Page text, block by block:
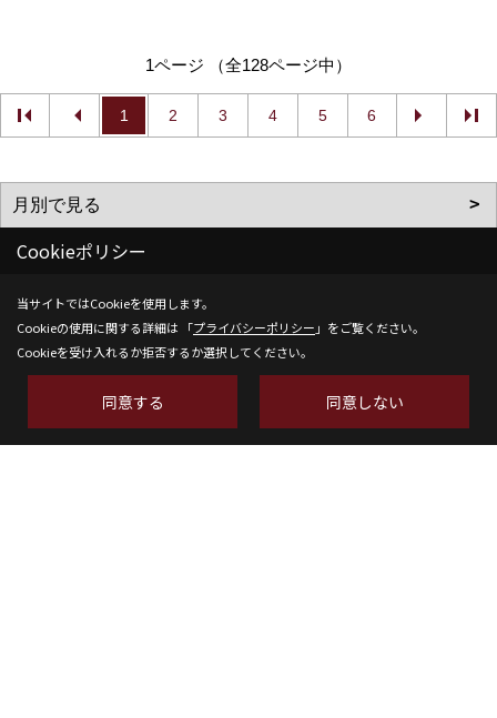
1ページ （全128ページ中）
1 2 3 4 5 6
株式会社SH-Space
〒350-1316
埼玉県狭山市南入曽558-9
Cookieポリシー
当サイトではCookieを使用します。
Cookieの使用に関する詳細は 「プライバシーポリシー 」をご覧ください。
Cookieを受け入れるか拒否するか選択してください。
同意する 同意しない